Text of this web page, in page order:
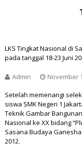
LKS Tingkat Nasional di
pada tanggal 18-23 Juni
Admin November
Setelah memenangi
siswa SMK Negeri 1
Teknik Gambar
Nasional ke XX bidang
Sasana Budaya Ganesha
2012.